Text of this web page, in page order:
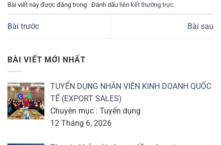
Bài viết này được đăng trong . Đánh dấu liên kết thường trực.
Bài trước Bài sau
BÀI VIẾT MỚI NHẤT
TUYỂN DỤNG NHÂN VIÊN KINH DOANH QUỐC
TẾ (EXPORT SALES)
Chuyên mục : Tuyển dụng
12 Tháng 6, 2026